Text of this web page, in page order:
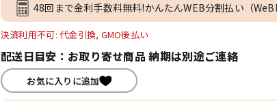
48回まで金利手数料無料!かんたんWEB分割払い（
決済利用不可: 代金引換, GMO後払い
配送日目安：お取り寄せ商品 納期は別途ご連絡
お気に入りに追加